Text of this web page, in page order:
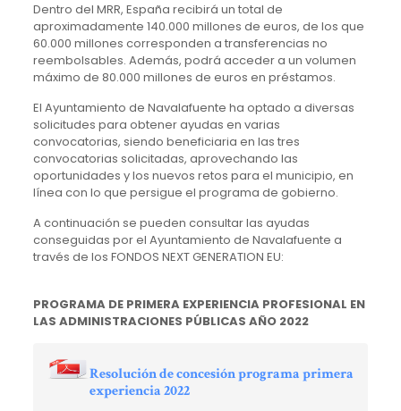
Dentro del MRR, España recibirá un total de
aproximadamente 140.000 millones de euros, de los que
60.000 millones corresponden a transferencias no
reembolsables. Además, podrá acceder a un volumen
máximo de 80.000 millones de euros en préstamos.
El Ayuntamiento de Navalafuente ha optado a diversas
solicitudes para obtener ayudas en varias
convocatorias, siendo beneficiaria en las tres
convocatorias solicitadas, aprovechando las
oportunidades y los nuevos retos para el municipio, en
línea con lo que persigue el programa de gobierno.
A continuación se pueden consultar las ayudas
conseguidas por el Ayuntamiento de Navalafuente a
través de los FONDOS NEXT GENERATION EU:
PROGRAMA DE PRIMERA EXPERIENCIA PROFESIONAL EN
LAS ADMINISTRACIONES PÚBLICAS AÑO 2022
Resolución de concesión programa primera
experiencia 2022